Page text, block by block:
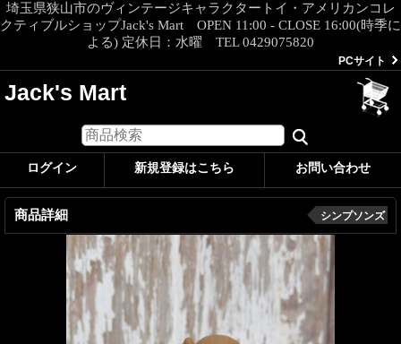
埼玉県狭山市のヴィンテージキャラクタートイ・アメリカンコレ
クティブルショップJack's Mart OPEN 11:00 - CLOSE 16:00(時季に
よる) 定休日：水曜 TEL 0429075820
PCサイト
Jack's Mart
ログイン 新規登録はこちら お問い合わせ
商品詳細 シンプソンズ